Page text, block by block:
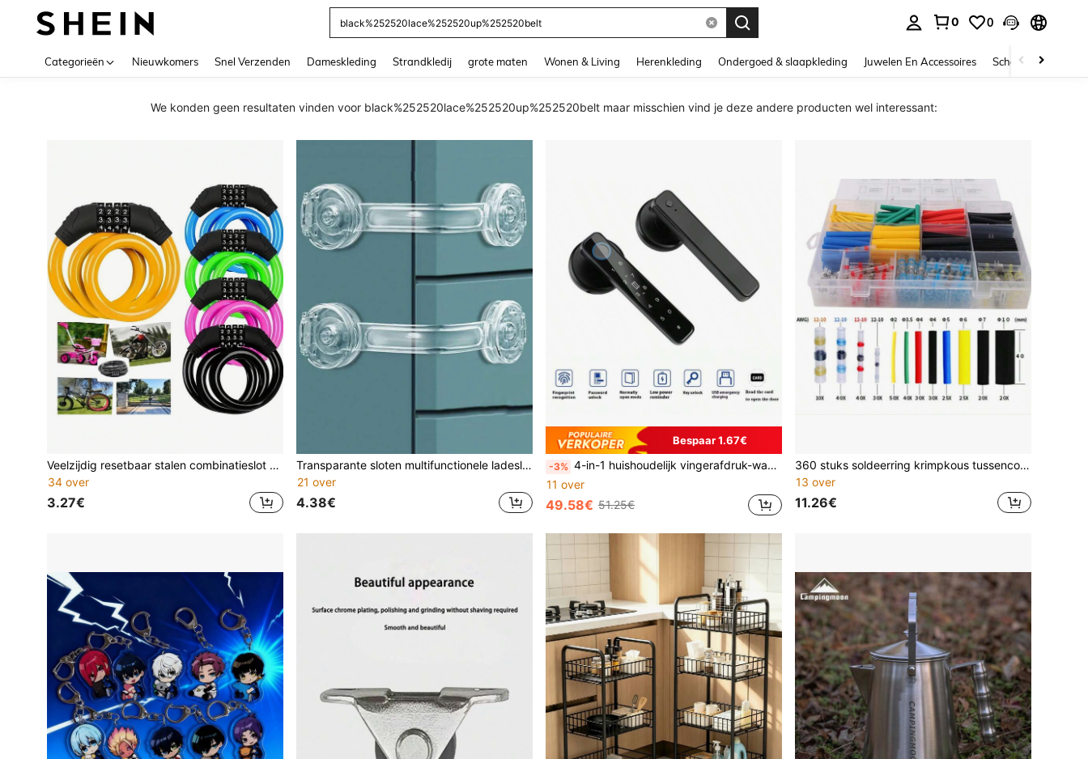
0 0
Categorieën Nieuwkomers Snel Verzenden Dameskleding Strandkledij grote maten Wonen & Living Herenkleding Ondergoed & slaapkleding Juwelen En Accessoires Schoonheid &
We konden geen resultaten vinden voor black%252520lace%252520up%252520belt maar misschien vind je deze andere producten wel interessant:
Veelzijdig resetbaar stalen combinatieslot met sleutelloze code-instelling, stevig 4-cijferig combinatieslot voor diefstalpreventie van fietsen, draagbaar voor poorten en hekken, combinatieslot voor mountainbike, racefiets en outdoor, essentiële accessoires
34 over
3.27€
Transparante sloten multifunctionele ladesloten koelkastslot voor thuis kantoor kasten koelkasten badkamers toiletten koelkast ladekasten waterdichte kastsloten koelkastdeursloten kastslot familie decoraties meubelbescherming
21 over
4.38€
Bespaar 1.67€
-3% 4-in-1 huishoudelijk vingerafdruk-wachtwoordslot, slim elektronisch deurslot, eenvoudige installatie zonder boren, aanraakpaneel met automatische vergrendeling
11 over
49.58€ 51.25€
360 stuks soldeerring krimpkous tussenconnector soldeerterminal combobox
13 over
11.26€